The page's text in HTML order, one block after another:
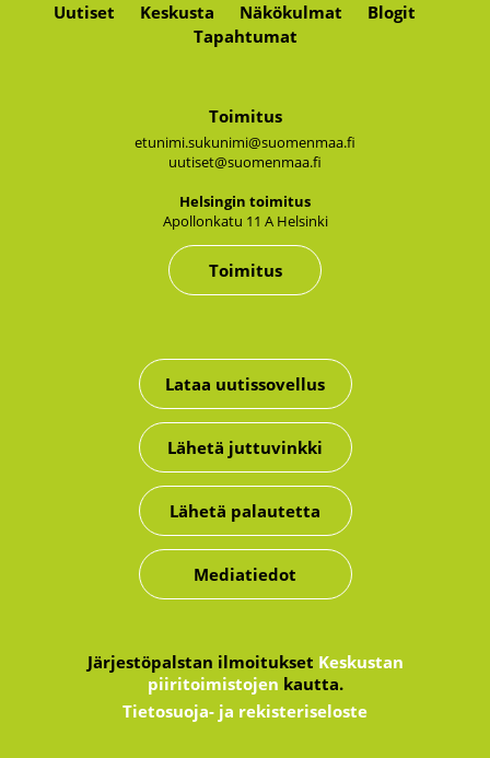
Uutiset Keskusta Näkökulmat
Blogit
Tapahtumat
Toimitus
etunimi.sukunimi@suomenmaa.fi
uutiset@suomenmaa.fi
Hel­sin­gin toi­mi­tus
Apol­lon­ka­tu 11 A Hel­sin­ki
Toimitus
Lataa uutissovellus
Lähetä juttuvinkki
Lähetä palautetta
Mediatiedot
Järjestöpalstan ilmoitukset Keskustan
piiritoimistojen kautta.
Tietosuoja- ja rekisteriseloste